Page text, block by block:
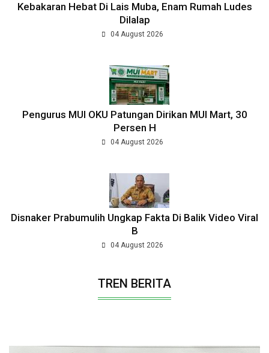
Kebakaran Hebat Di Lais Muba, Enam Rumah Ludes
Dilalap
04 August 2026
Pengurus MUI OKU Patungan Dirikan MUI Mart, 30
Persen H
04 August 2026
Disnaker Prabumulih Ungkap Fakta Di Balik Video Viral
B
04 August 2026
TREN BERITA